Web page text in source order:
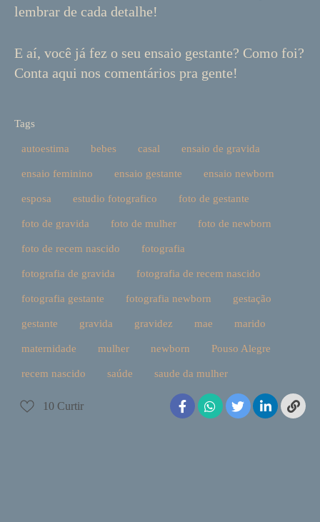
lembrar de cada detalhe!
E aí, você já fez o seu ensaio gestante? Como foi?
Conta aqui nos comentários pra gente!
Tags
autoestima bebes casal ensaio de gravida
ensaio feminino ensaio gestante ensaio newborn
esposa estudio fotografico foto de gestante
foto de gravida foto de mulher foto de newborn
foto de recem nascido fotografia
fotografia de gravida fotografia de recem nascido
fotografia gestante fotografia newborn gestação
gestante gravida gravidez mae marido
maternidade mulher newborn Pouso Alegre
recem nascido saúde saude da mulher
10 Curtir